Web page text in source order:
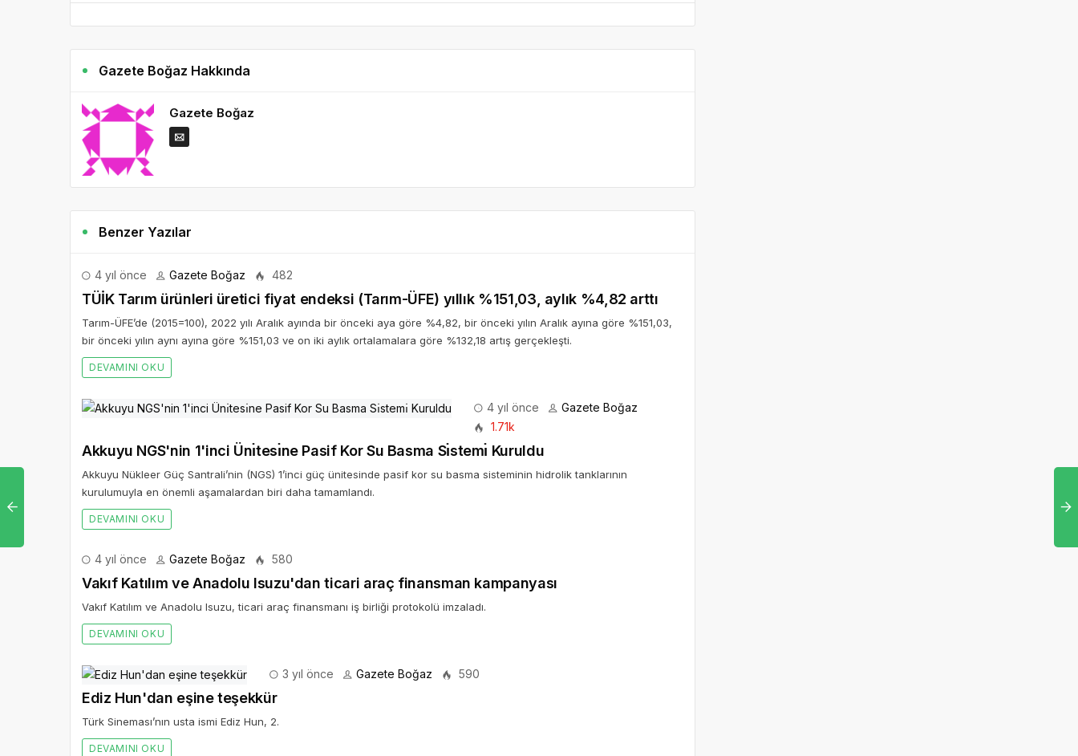
Gazete Boğaz Hakkında
Gazete Boğaz
Benzer Yazılar
4 yıl önce Gazete Boğaz 482
TÜİK Tarım ürünleri üretici fiyat endeksi (Tarım-ÜFE) yıllık %151,03, aylık %4,82 arttı
Tarım-ÜFE’de (2015=100), 2022 yılı Aralık ayında bir önceki aya göre %4,82, bir önceki yılın Aralık ayına göre %151,03,
bir önceki yılın aynı ayına göre %151,03 ve on iki aylık ortalamalara göre %132,18 artış gerçekleşti.
DEVAMINI OKU
4 yıl önce
Gazete Boğaz
1.71k
Akkuyu NGS'nin 1'inci Ünı̇tesı̇ne Pasif Kor Su Basma Sı̇stemı̇ Kuruldu
Akkuyu Nükleer Güç Santrali’nin (NGS) 1’inci güç ünitesinde pasif kor su basma sisteminin hidrolik tanklarının
kurulumuyla en önemli aşamalardan biri daha tamamlandı.
DEVAMINI OKU
4 yıl önce Gazete Boğaz 580
Vakıf Katılım ve Anadolu Isuzu'dan ticari araç finansman kampanyası
Vakıf Katılım ve Anadolu Isuzu, ticari araç finansmanı iş birliği protokolü imzaladı.
DEVAMINI OKU
3 yıl önce Gazete Boğaz 590
Ediz Hun'dan eşine teşekkür
Türk Sineması’nın usta ismi Ediz Hun, 2.
DEVAMINI OKU